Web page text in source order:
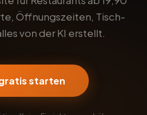
Öffnungszeiten, Tisch-
von der KI erstellt.
starten